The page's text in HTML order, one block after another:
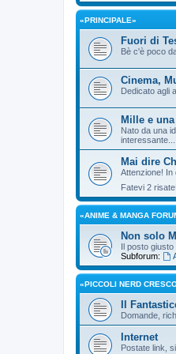
«PRINCIPALE»
Fuori di
Bè c'è poco
Cinema,
Dedicato agli
Mille e
Nato da una
interessante...
Mai dire
Attenzione!
Fatevi 2 risate!
«ANIME & MANGA
Non solo
Il posto
Subforum:
«PICCOLI NERD
Il
Domande,
Internet
Postate link,